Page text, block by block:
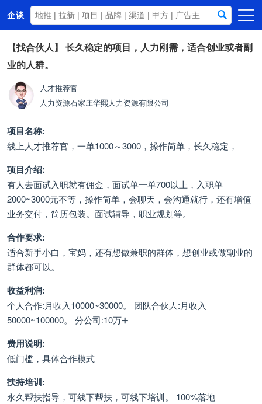
企谈
首页
商务资源
资讯动态
关于我们
【找合伙人】 长久稳定的项目，人力刚需，适合创业或者副
业的人群。
人才推荐官
人力资源石家庄华熙人力资源有限公司
项目名称:
线上人才推荐官，一单1000～3000，操作简单，长久稳定，
项目介绍:
有人去面试入职就有佣金，面试单一单700以上，入职单
2000~3000元不等，操作简单，会聊天，会沟通就行，还有增值
业务交付，简历包装。面试辅导，职业规划等。
合作要求:
适合新手小白，宝妈，还有想做兼职的群体，想创业或做副业的
群体都可以。
收益利润:
个人合作:月收入10000~30000。 团队合伙人:月收入
50000~100000。 分公司:10万➕
费用说明:
低门槛，具体合作模式
扶持培训:
永久帮扶指导，可线下帮扶，可线下培训。 100%落地